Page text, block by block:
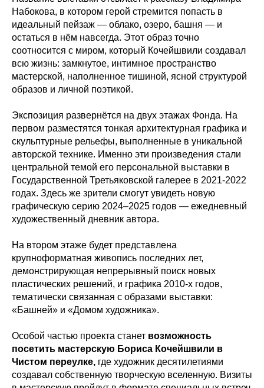
Набокова, в котором герой стремится попасть в
идеальный пейзаж — облако, озеро, башня — и
остаться в нём навсегда. Этот образ точно
соотносится с миром, который Кочейшвили создавал
всю жизнь: замкнутое, интимное пространство
мастерской, наполненное тишиной, ясной структурой
образов и личной поэтикой.
Экспозиция развернётся на двух этажах Фонда. На
первом разместятся тонкая архитектурная графика и
скульптурные рельефы, выполненные в уникальной
авторской технике. Именно эти произведения стали
центральной темой его персональной выставки в
Государственной Третьяковской галерее в 2021-2022
годах. Здесь же зрители смогут увидеть новую
графическую серию 2024–2025 годов — ежедневный
художественный дневник автора.
На втором этаже будет представлена
крупноформатная живопись последних лет,
демонстрирующая непрерывный поиск новых
пластических решений, и графика 2010-х годов,
тематически связанная с образами выставки:
«Башней» и «Домом художника».
Особой частью проекта станет возможность
посетить мастерскую Бориса Кочейшвили в
Чистом переулке, где художник десятилетиями
создавал собственную творческую вселенную. Визиты